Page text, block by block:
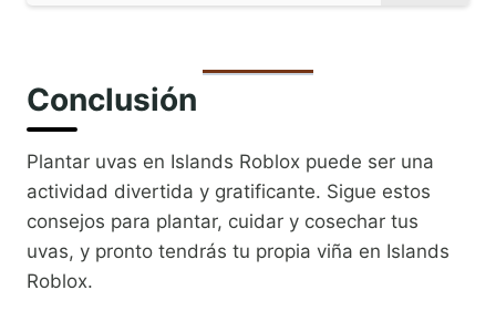
Conclusión
Plantar uvas en Islands Roblox puede ser una
actividad divertida y gratificante. Sigue estos
consejos para plantar, cuidar y cosechar tus
uvas, y pronto tendrás tu propia viña en Islands
Roblox.